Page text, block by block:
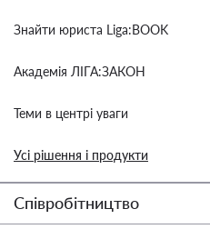
Знайти юриста Liga:BOOK
Академія ЛІГА:ЗАКОН
Теми в центрі уваги
Усі рішення і продукти
Співробітництво